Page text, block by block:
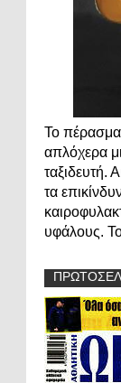
Το πέρασμα
απλόχερα
ταξιδευτή.
τα
υφάλους. Το